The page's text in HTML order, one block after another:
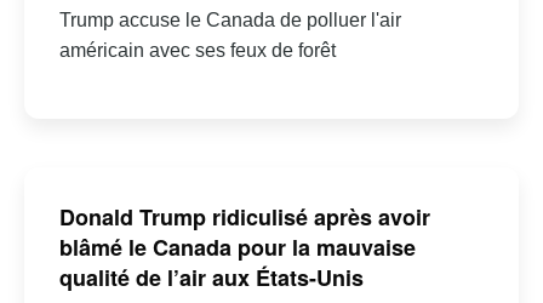
Trump accuse le Canada de polluer l'air
américain avec ses feux de forêt
Donald Trump ridiculisé après avoir
blâmé le Canada pour la mauvaise
qualité de l’air aux États-Unis